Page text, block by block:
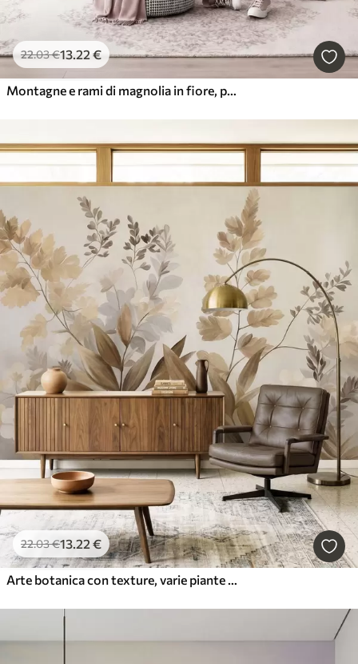
22.03€13.22€
Montagne e rami di magnolia in fiore, paesaggio ricco di texture
22.03€13.22€
Arte botanica con texture, varie piante e foglie nei toni del marrone e del beige